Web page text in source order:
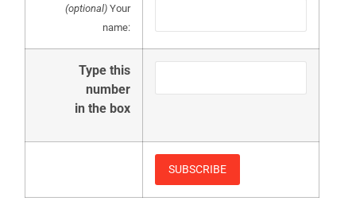
(optional) Your
name:
Type this
number
in the box